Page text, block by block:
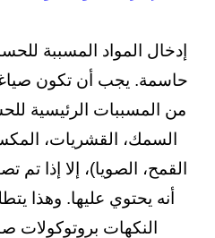
إدخال المواد المسببة
حاسمة. يجب أن تكون
من المسببات الرئيسية
السمك، القشريات،
القمح، الصويا)، إلا إذا
أنه يحتوي عليها. وهذا
النكهات بروتوكولات